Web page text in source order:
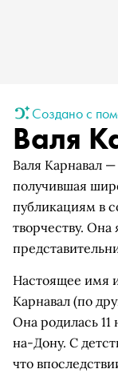
Создано с
Валя
Валя Карнавал
получившая
публикациям в
творчеству.
Настоящее имя
Карнавал (по
Она родилась 11
на-Дону. С
что